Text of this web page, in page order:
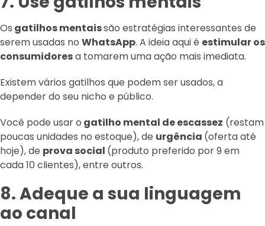
Os gatilhos mentaissão estratégias interessantes de
serem usadas no WhatsApp. A ideia aqui é estimular os
consumidoresa tomarem uma ação mais imediata.
Existem vários gatilhos que podem ser usados, a
depender do seu nicho e público.
Você pode usar o gatilho mental de escassez (restam
poucas unidades no estoque), de urgência (oferta até
hoje), de prova social (produto preferido por 9 em
cada 10 clientes), entre outros.
8. Adeque a sua linguagem
ao canal